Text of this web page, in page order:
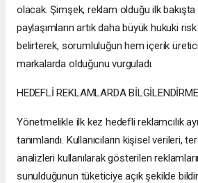
olacak. Şimşek, reklam olduğu ilk bakışta
paylaşımların artık daha büyük hukuki risk
belirterek, sorumluluğun hem içerik
markalarda olduğunu vurguladı.
HEDEFLİ REKLAMLARDA
Yönetmelikle ilk kez hedefli reklamcılık
tanımlandı. Kullanıcıların kişisel verileri,
analizleri kullanılarak gösterilen
sunulduğunun tüketiciye açık şekilde